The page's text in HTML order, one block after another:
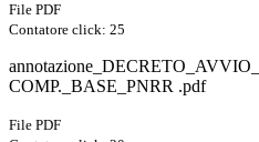
File PDF
Contatore click: 25
COMP._BASE_PNRR .pdf
File PDF